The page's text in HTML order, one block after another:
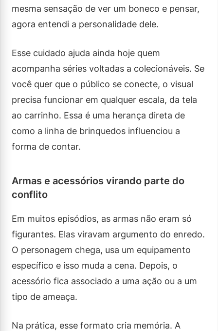
mesma sensação de ver um boneco e pensar,
agora entendi a personalidade dele.
Esse cuidado ajuda ainda hoje quem
acompanha séries voltadas a colecionáveis. Se
você quer que o público se conecte, o visual
precisa funcionar em qualquer escala, da tela
ao carrinho. Essa é uma herança direta de
como a linha de brinquedos influenciou a
forma de contar.
Armas e acessórios virando parte do
conflito
Em muitos episódios, as armas não eram só
figurantes. Elas viravam argumento do enredo.
O personagem chega, usa um equipamento
específico e isso muda a cena. Depois, o
acessório fica associado a uma ação ou a um
tipo de ameaça.
Na prática, esse formato cria memória. A